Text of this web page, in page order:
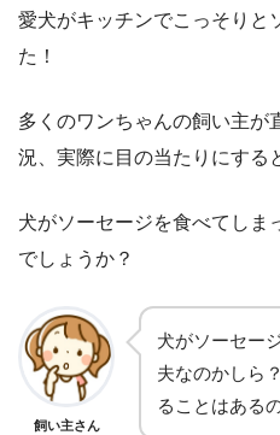
愛犬がキッチンでこっそりと
た！
多くのワンちゃんの飼い主が
況、実際に目の当たりにする
犬がソーセージを食べてしま
でしょうか？
飼い主さん
犬がソーセー
夫なのかしら
ることはある